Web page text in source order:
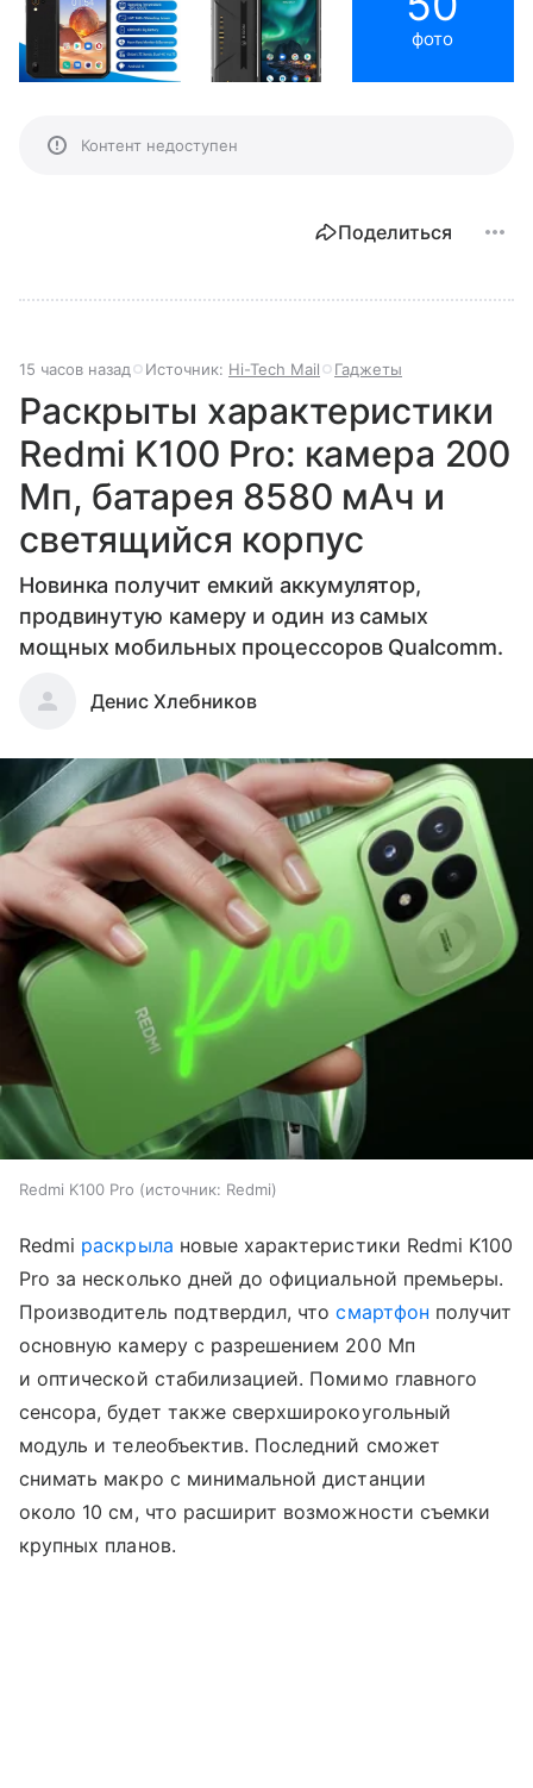
фото
Контент недоступен
Поделиться
15 часов назад Источник: Hi-Tech Mail Гаджеты
Раскрыты характеристики
Redmi K100 Pro: камера 200
Мп, батарея 8580 мАч и
светящийся корпус
Новинка получит емкий аккумулятор,
продвинутую камеру и один из самых
мощных мобильных процессоров Qualcomm.
Денис Хлебников
Redmi K100 Pro источник: Redmi
Redmi раскрыла новые характеристики Redmi K100
Pro за несколько дней до официальной премьеры.
Производитель подтвердил, чтосмартфон получит
основную камеру с разрешением 200 Мп
и оптической стабилизацией. Помимо главного
сенсора, будет также сверхширокоугольный
модуль и телеобъектив. Последний сможет
снимать макро с минимальной дистанции
около 10 см, что расширит возможности съемки
крупных планов.